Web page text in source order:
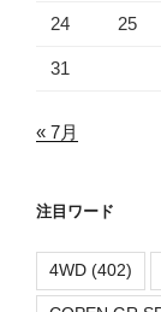
24 25
31
« 7月
注目ワード
4WD (402)